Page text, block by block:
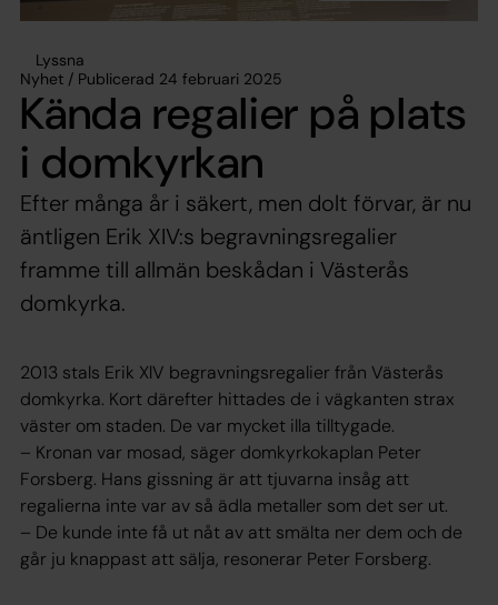
Lyssna
Nyhet / Publicerad 24 februari 2025
Kända regalier på plats
i domkyrkan
Efter många år i säkert, men dolt förvar, är nu
äntligen Erik XIV:s begravningsregalier
framme till allmän beskådan i Västerås
domkyrka.
2013 stals Erik XlV begravningsregalier från Västerås
domkyrka. Kort därefter hittades de i vägkanten strax
väster om staden. De var mycket illa tilltygade.
– Kronan var mosad, säger domkyrkokaplan Peter
Forsberg. Hans gissning är att tjuvarna insåg att
regalierna inte var av så ädla metaller som det ser ut.
– De kunde inte få ut nåt av att smälta ner dem och de
går ju knappast att sälja, resonerar Peter Forsberg.